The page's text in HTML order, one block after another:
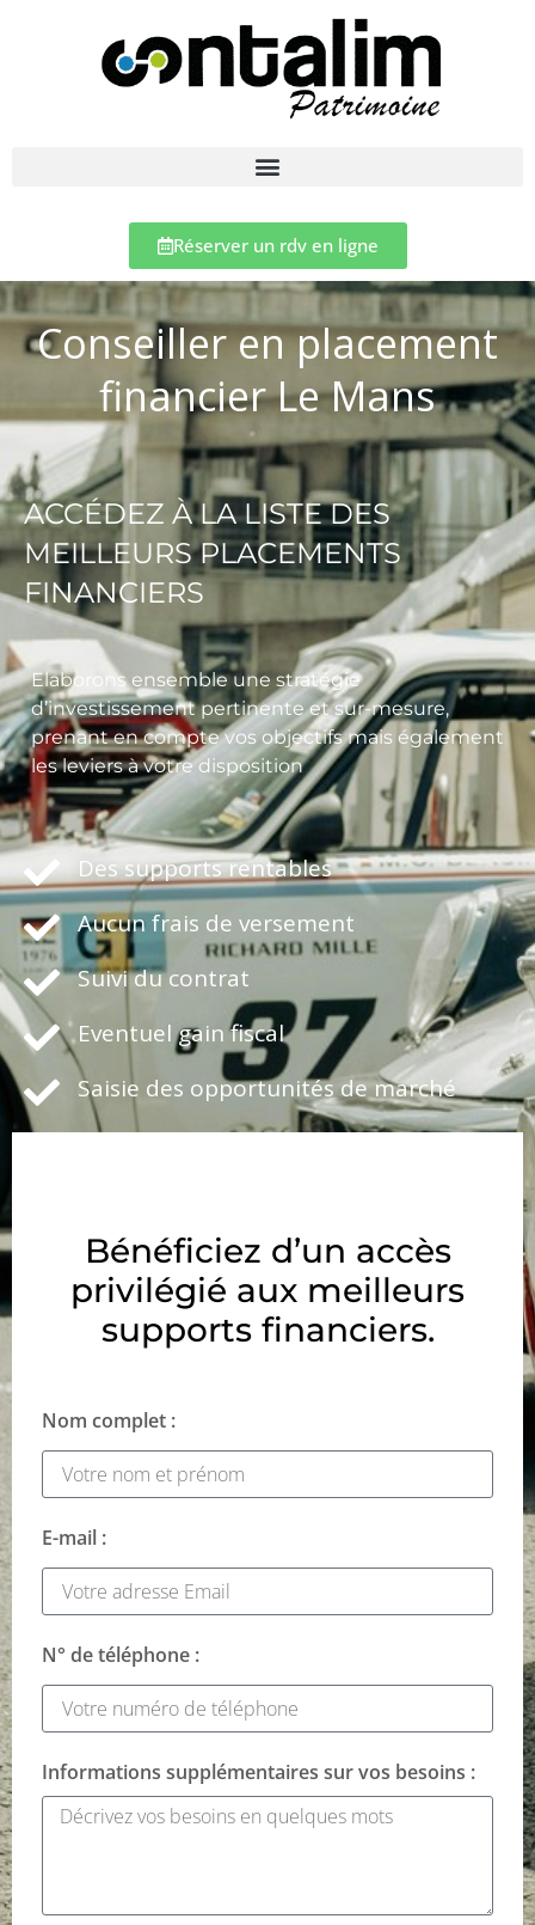
Réserver un rdv en ligne
Conseiller en placement
financier Le Mans
ACCÉDEZ À LA LISTE DES
MEILLEURS PLACEMENTS
FINANCIERS
Elaborons ensemble une stratégie
d’investissement pertinente et sur-mesure,
prenant en compte vos objectifs mais également
les leviers à votre disposition
Des supports rentables
Aucun frais de versement
Suivi du contrat
Eventuel gain fiscal
Saisie des opportunités de marché
Bénéficiez d’un accès
privilégié aux meilleurs
supports financiers.
Nom complet :
E-mail :
N° de téléphone :
Informations supplémentaires sur vos besoins :